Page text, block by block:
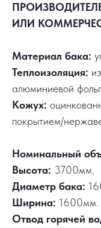
ИЛИ
Материал бака:
Теплоизоляция:
алюминиевой
Кожух:
покрытием/
Номинальный
Высота: 3700мм.
Диаметр бака:
Ширина: 1600мм.
Отвод горячей